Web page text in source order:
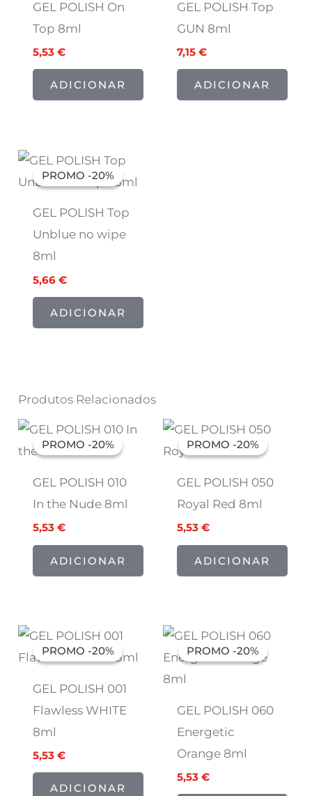
GEL POLISH On
Top 8ml
5,53 €
ADICIONAR
GEL POLISH Top
GUN 8ml
7,15€
ADICIONAR
PROMO -20%
PROMO -20%
GEL POLISH Top
Unblue no wipe
8ml
O
preço
original
7,07 €.
5,66 €
O
preço
atual
5,66 €.
ADICIONAR
Produtos Relacionados
PROMO -20%
PROMO -20%
GEL POLISH 010
In the Nude 8ml
O
preço
original
6,91 €.
5,53 €
O
preço
atual
5,53 €.
ADICIONAR
PROMO -20%
PROMO -20%
GEL POLISH 050
Royal Red 8ml
O
preço
original
6,91 €.
5,53€
O
preço
atual
5,53 €.
ADICIONAR
PROMO -20%
PROMO -20%
GEL POLISH 001
Flawless WHITE
8ml
O
preço
original
6,91 €.
5,53 €
O
preço
atual
5,53 €.
ADICIONAR
PROMO -20%
PROMO -20%
GEL POLISH 060
Energetic
Orange 8ml
O
preço
original
era:
6,91 €.
5,53€
O
preço
atual